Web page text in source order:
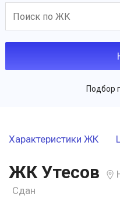
Подбор
Характеристики ЖК
ЖК Утесов
Сдан